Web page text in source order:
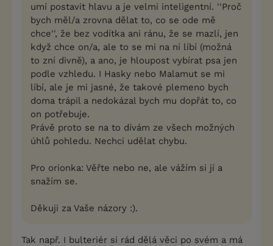
umí postavit hlavu a je velmi inteligentní. ''Proč
bych měl/a zrovna dělat to, co se ode mě
chce'', že bez vodítka ani ránu, že se mazlí, jen
když chce on/a, ale to se mi na ní líbí (možná
to zní divně), a ano, je hloupost vybírat psa jen
podle vzhledu. I Hasky nebo Malamut se mi
líbí, ale je mi jasné, že takové plemeno bych
doma trápil a nedokázal bych mu dopřát to, co
on potřebuje.
Právě proto se na to dívám ze všech možných
úhlů pohledu. Nechci udělat chybu.
Pro orionka: Věřte nebo ne, ale vážím si jí a
snažím se.
Děkuji za Vaše názory :).
Tak např. I bulteriér si rád dělá věci po svém a má